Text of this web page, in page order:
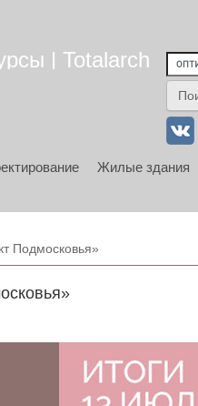
| Totalarch
Жилые здания
Подмосковья»